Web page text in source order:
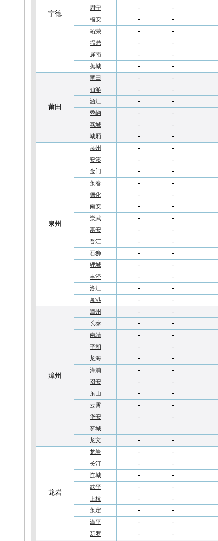
宁德
周宁 - -
福安 - -
柘荣 - -
福鼎 - -
屏南 - -
蕉城 - -
莆田
莆田 - -
仙游 - -
涵江 - -
秀屿 - -
荔城 - -
城厢 - -
泉州
泉州 - -
安溪 - -
金门 - -
永春 - -
德化 - -
南安 - -
崇武 - -
惠安 - -
晋江 - -
石狮 - -
鲤城 - -
丰泽 - -
洛江 - -
泉港 - -
漳州
漳州 - -
长泰 - -
南靖 - -
平和 - -
龙海 - -
漳浦 - -
诏安 - -
东山 - -
云霄 - -
华安 - -
芗城 - -
龙文 - -
龙岩
龙岩 - -
长汀 - -
连城 - -
武平 - -
上杭 - -
永定 - -
漳平 - -
新罗 - -